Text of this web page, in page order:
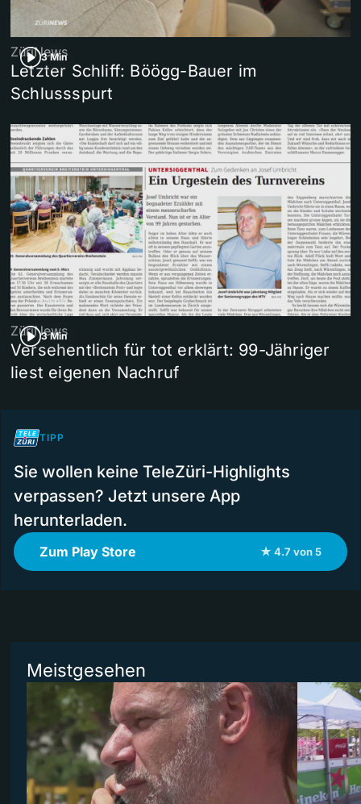
3 Min
ZüriNews
Letzter Schliff: Böögg-Bauer im
Schlussspurt
3 Min
ZüriNews
Versehentlich für tot erklärt: 99-Jähriger
liest eigenen Nachruf
TIPP
Sie wollen keine TeleZüri-Highlights
verpassen? Jetzt unsere App
herunterladen.
Zum Play Store ★ 4.7 von 5
Meistgesehen